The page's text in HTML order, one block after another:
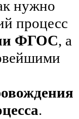
нужно
процесс
ФГОС, а
.